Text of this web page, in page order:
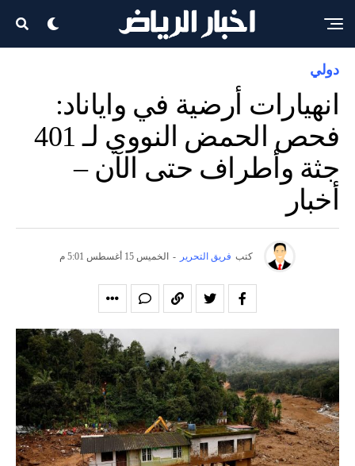
دولي
انهيارات أرضية في واياناد:
فحص الحمض النووي لـ 401
جثة وأطراف حتى الآن –
أخبار
كتب فريق التحرير - الخميس 15 أغسطس 5:01 م